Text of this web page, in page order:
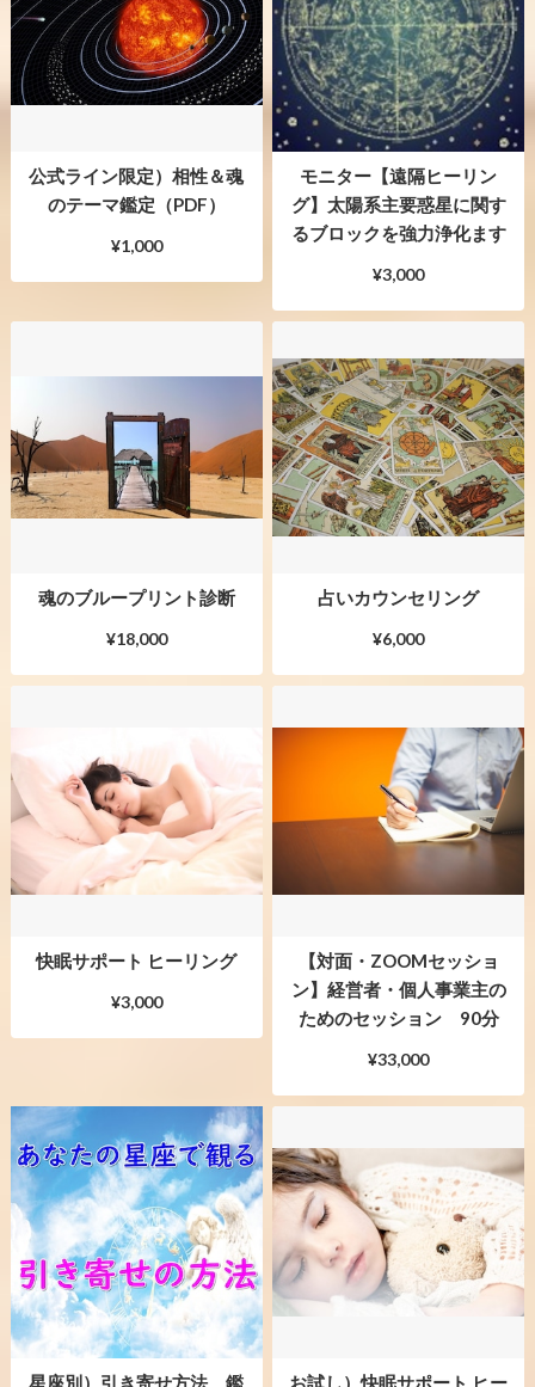
公式ライン限定）相性＆魂
のテーマ鑑定（PDF）
¥1,000
モニター【遠隔ヒーリン
グ】太陽系主要惑星に関す
るブロックを強力浄化ます
¥3,000
魂のブループリント診断
¥18,000
占いカウンセリング
¥6,000
快眠サポート ヒーリング
¥3,000
【対面・ZOOMセッショ
ン】経営者・個人事業主の
ためのセッション 90分
¥33,000
星座別）引き寄せ方法 鑑
お試し）快眠サポート ヒー